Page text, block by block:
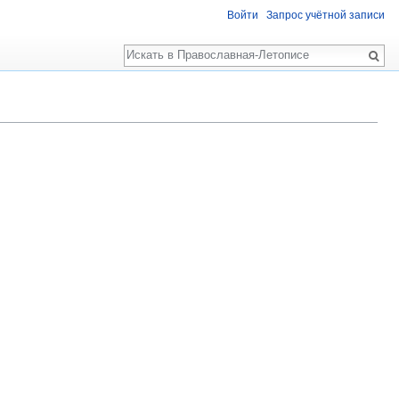
Войти Запрос учётной записи
Поиск